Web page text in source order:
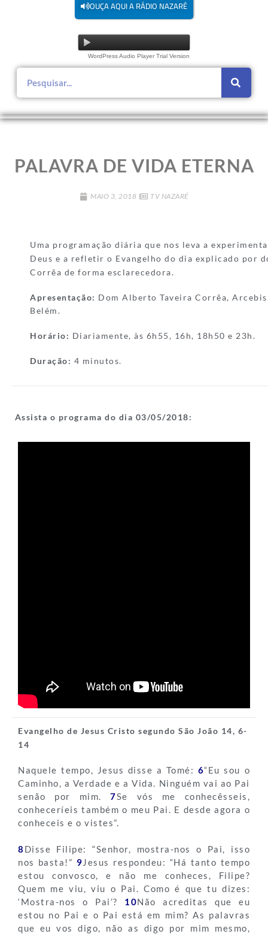
OUÇA AQUI A RÁDIO NAZARÉ
WordPress Audio Player Trial Version
PALAVRA DE VIDA ETERNA
MAIO 3, 2018 TV NAZARÉ
Uma programação diária que nos leva a
Deus e a refletir o Evangelho do dia explicado por
Corrêa de forma esclarecedora.
Apresentação: Dom Alberto Taveira Corrêa,
Belém.
Horário: Diariamente, às 6h55, 16h, 18h50 e 23h.
Duração: 4 minutos.
Assista o programa do dia 03/05/2018:
Evangelho de Jesus Cristo segundo São João 14, 6-
14
Naquele tempo, Jesus disse a Tomé: 6“Eu sou o
Caminho, a Verdade e a Vida. Ninguém vai ao Pai
senão por mim.7Se vós me conhecêsseis,
conheceríeis também o meu Pai. E desde agora o
conheceis e o vistes”.
8 Disse Filipe: “Senhor, mostra-nos o Pai, isso
nos basta!” 9Jesus respondeu: “Há tanto tempo
estou convosco, e não me conheces, Filipe?
Quem me viu, viu o Pai. Como é que tu dizes:
‘Mostra-nos o Pai’? 10Não acreditas que eu
estou no Pai e o Pai está em mim? As palavras
que eu vos digo, não as digo por mim mesmo,